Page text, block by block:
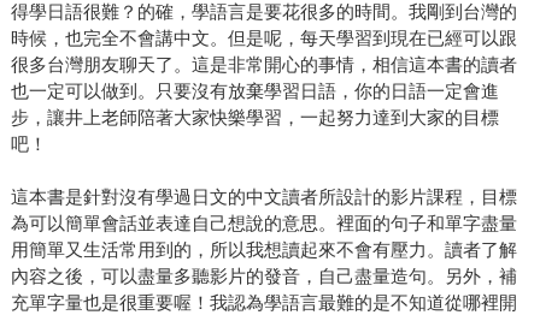
得學日語很難？的確，學語言是要花很多的時間。我剛到台灣的
時候，也完全不會講中文。但是呢，每天學習到現在已經可以跟
很多台灣朋友聊天了。這是非常開心的事情，相信這本書的讀者
也一定可以做到。只要沒有放棄學習日語，你的日語一定會進
步，讓井上老師陪著大家快樂學習，一起努力達到大家的目標
吧！
這本書是針對沒有學過日文的中文讀者所設計的影片課程，目標
為可以簡單會話並表達自己想說的意思。裡面的句子和單字盡量
用簡單又生活常用到的，所以我想讀起來不會有壓力。讀者了解
內容之後，可以盡量多聽影片的發音，自己盡量造句。另外，補
充單字量也是很重要喔！我認為學語言最難的是不知道從哪裡開